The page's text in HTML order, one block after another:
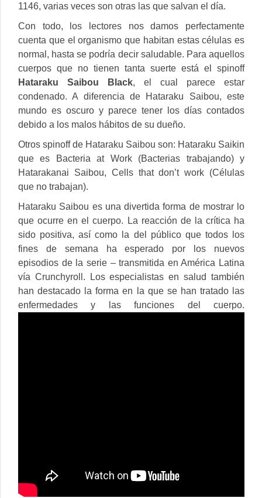
1146, varias veces son otras las que salvan el día.
Con todo, los lectores nos damos perfectamente
cuenta que el organismo que habitan estas células es
normal, hasta se podría decir saludable. Para aquellos
cuerpos que no tienen tanta suerte está el spinoff
Hataraku Saibou Black, el cual parece estar
condenado. A diferencia de Hataraku Saibou, este
mundo es oscuro y parece tener los días contados
debido a los malos hábitos de su dueño.
Otros spinoff de Hataraku Saibou son: Hataraku Saikin
que es Bacteria at Work (Bacterias trabajando) y
Hatarakanai Saibou, Cells that don’t work (Células
que no trabajan).
Hataraku Saibou es una divertida forma de mostrar lo
que ocurre en el cuerpo. La reacción de la crítica ha
sido positiva, así como la del público que todos los
fines de semana ha esperado por los nuevos
episodios de la serie – transmitida en América Latina
vía Crunchyroll. Los especialistas en salud también
han destacado la forma en la que se han tratado las
enfermedades y las funciones del cuerpo.